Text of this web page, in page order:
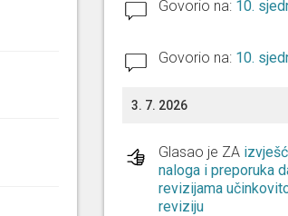
Govorio na: 10.
Govorio na: 10.
3. 7. 2026
Glasao je ZA
naloga i preporuka
revizijama
reviziju